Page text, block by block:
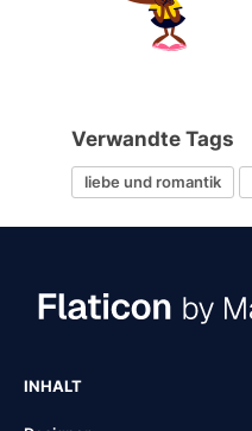
Verwandte Tags
liebe und romantik
INHALT